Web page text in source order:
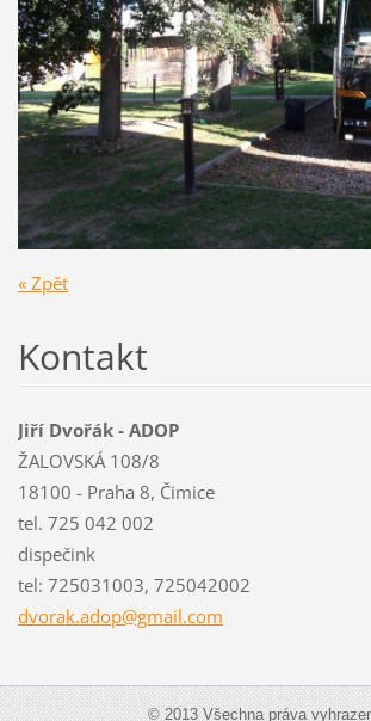
« Zpět
Kontakt
Jiří Dvořák - ADOP
ŽALOVSKÁ 108/8
18100 - Praha 8, Čimice
tel. 725 042 002
dispečink
tel: 725031003, 725042002
dvorak.adop@gmail.com
© 2013 Všechna práva